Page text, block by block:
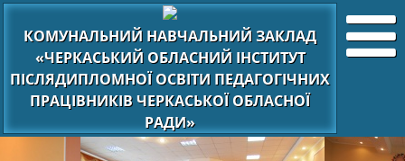
КОМУНАЛЬНИЙ НАВЧАЛЬНИЙ ЗАКЛАД
«ЧЕРКАСЬКИЙ ОБЛАСНИЙ ІНСТИТУТ
ПІСЛЯДИПЛОМНОЇ ОСВІТИ ПЕДАГОГІЧНИХ
ПРАЦІВНИКІВ ЧЕРКАСЬКОЇ ОБЛАСНОЇ
РАДИ»